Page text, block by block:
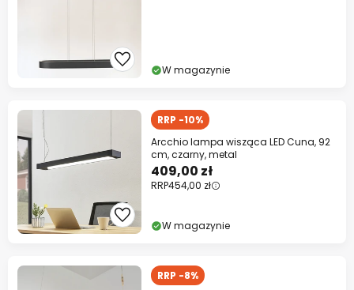
W magazynie
RRP -10%
Arcchio lampa wisząca LED Cuna, 92
cm, czarny, metal
409,00 zł
RRP454,00 zł
W magazynie
RRP -8%